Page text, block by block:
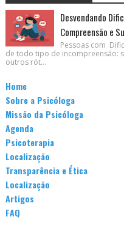
Desvendando
Compreensão e
Pessoas com
de todo tipo de incompreensão:
outros rót...
Home
Sobre a Psicóloga
Missão da Psicóloga
Agenda
Psicoterapia
Localização
Transparência e Ética
Localização
Artigos
FAQ